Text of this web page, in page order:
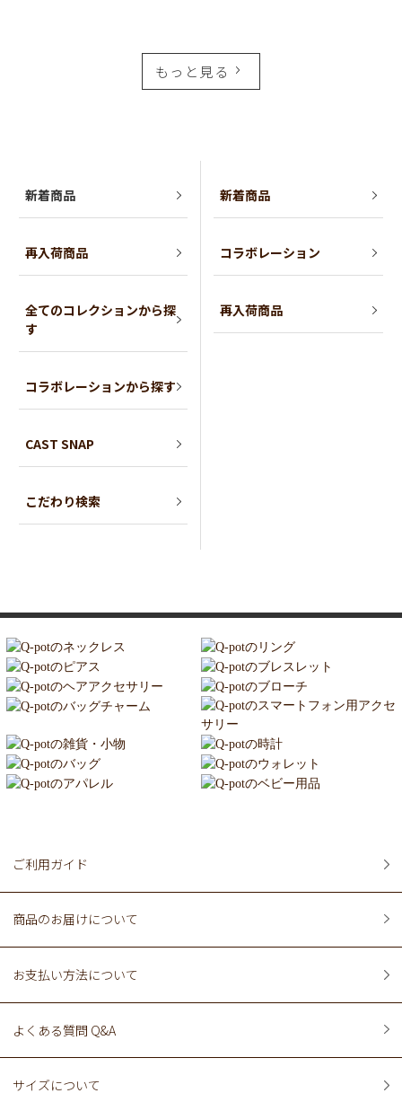
もっと見る
新着商品
再入荷商品
全てのコレクションから探
す
コラボレーションから探す
CAST SNAP
こだわり検索
新着商品
コラボレーション
再入荷商品
ご利用ガイド
商品のお届けについて
お支払い方法について
よくある質問 Q&A
サイズについて